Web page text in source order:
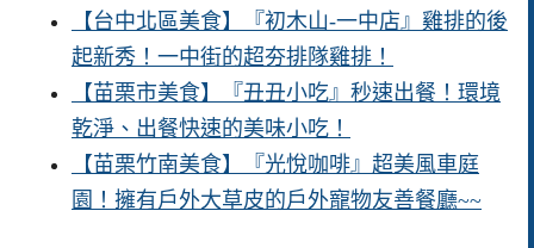
【台中北區美食】『初木山-一中店』雞排的後
起新秀！一中街的超夯排隊雞排！
【苗栗市美食】『丑丑小吃』秒速出餐！環境
乾淨、出餐快速的美味小吃！
【苗栗竹南美食】『光悅咖啡』超美風車庭
園！擁有戶外大草皮的戶外寵物友善餐廳~~